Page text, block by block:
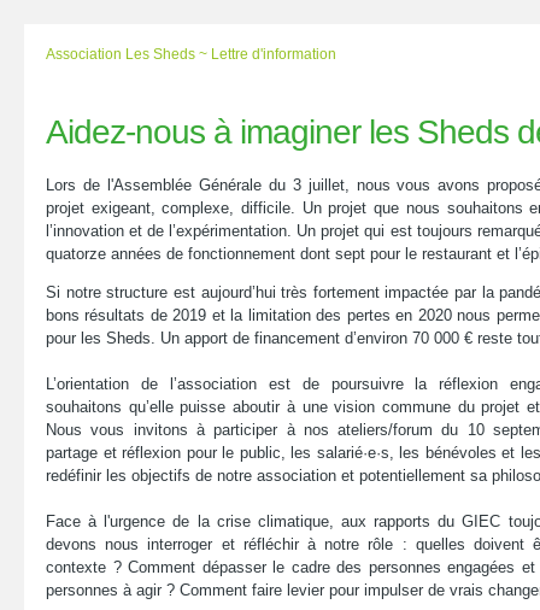
Association Les Sheds ~ Lettre d'information
Aidez-nous à imaginer les Sheds
Lors de l'Assemblée Générale du 3 juillet, nous vous avons
projet exigeant, complexe, difficile. Un projet que nous souhaitons
l’innovation et de l’expérimentation. Un projet qui est toujours
quatorze années de fonctionnement dont sept pour le restaurant et
Si notre structure est aujourd’hui très fortement impactée par la
bons résultats de 2019 et la limitation des pertes en 2020 nous
pour les Sheds. Un apport de financement d’environ 70 000 € reste
L’orientation de l’association est de poursuivre la réflexion
souhaitons qu’elle puisse aboutir à une vision commune du projet
Nous vous invitons à participer à nos ateliers/forum du 10
partage et réflexion pour le public, les salarié·e·s, les bénévoles et
redéfinir les objectifs de notre association et potentiellement sa
Face à l'urgence de la crise climatique, aux rapports du GIEC
devons nous interroger et réfléchir à notre rôle : quelles doivent
contexte ? Comment dépasser le cadre des personnes engagées
personnes à agir ? Comment faire levier pour impulser de vrais